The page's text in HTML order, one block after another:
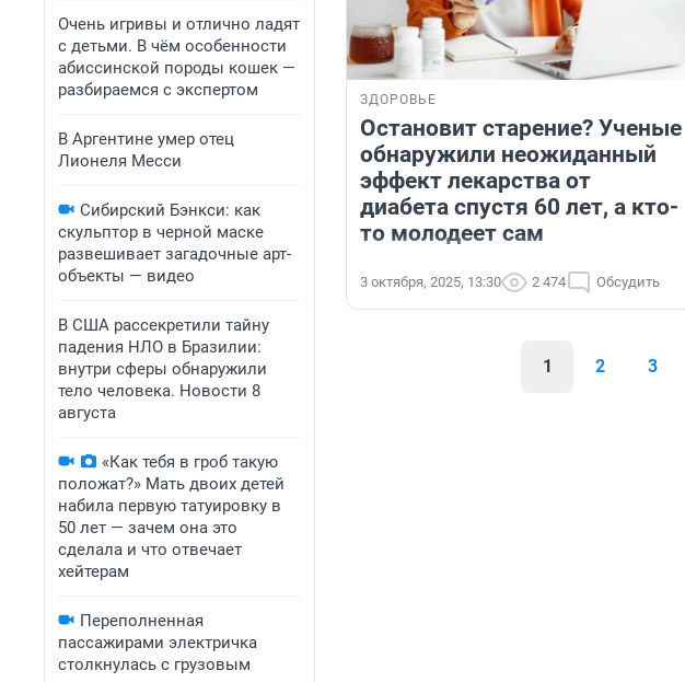
Очень игривы и отлично ладят
с детьми. В чём особенности
абиссинской породы кошек —
разбираемся с экспертом
В Аргентине умер отец
Лионеля Месси
Сибирский Бэнкси: как
скульптор в черной маске
развешивает загадочные арт-
объекты — видео
В США рассекретили тайну
падения НЛО в Бразилии:
внутри сферы обнаружили
тело человека. Новости 8
августа
«Как тебя в гроб такую
положат?» Мать двоих детей
набила первую татуировку в
50 лет — зачем она это
сделала и что отвечает
хейтерам
Переполненная
пассажирами электричка
столкнулась с грузовым
ЗДОРОВЬЕ
Остановит старение? Ученые
обнаружили неожиданный
эффект лекарства от
диабета спустя 60 лет, а кто-
то молодеет сам
3 октября, 2025, 13:30 2 474 Обсудить
1 2 3